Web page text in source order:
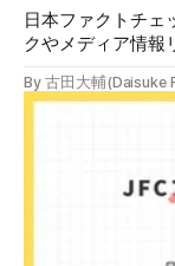
日本ファクトチェ
クやメディア情報
認定バッジと教室
ファクトチェッ
す。 講師養成講
後、修了課題を
能な教材の提...
By 古田大輔(Daisuke